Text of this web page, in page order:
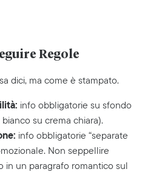
Regole
dici, ma come è stampato.
info obbligatorie su sfondo
su crema chiara).
info obbligatorie “separate
Non seppellire
in un paragrafo romantico sul